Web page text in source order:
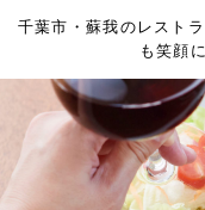
千葉市・蘇我のレスト
も笑顔